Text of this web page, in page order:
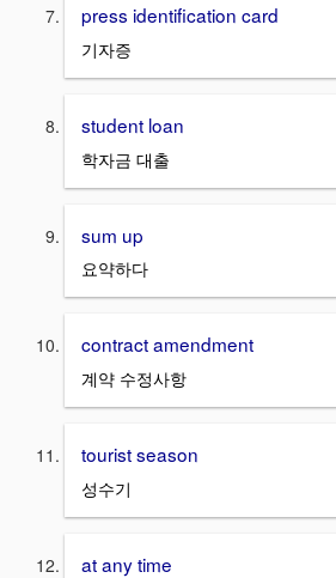
press identification card
기자증
student loan
학자금 대출
sum up
요약하다
contract amendment
계약 수정사항
tourist season
성수기
at any time